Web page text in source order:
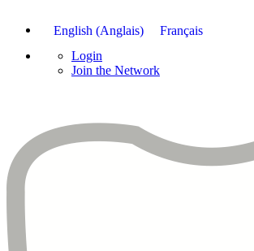
English (Anglais)
Français
Login
Join the Network